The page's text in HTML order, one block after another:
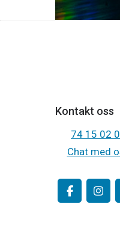
Kontakt oss
74 15 02
Chat med